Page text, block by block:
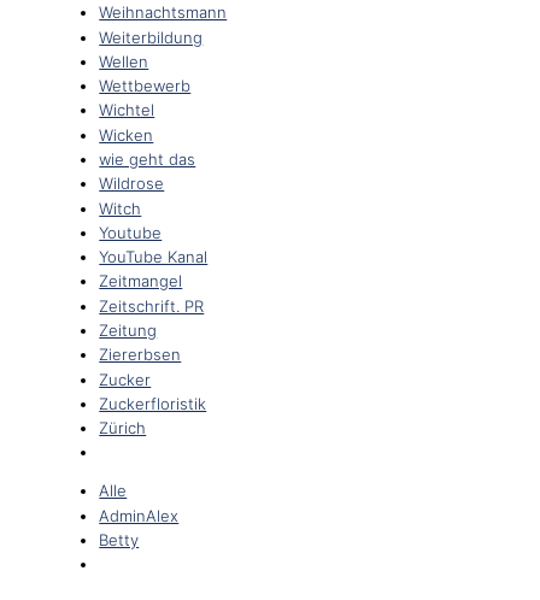
Weihnachtsmann
Weiterbildung
Wellen
Wettbewerb
Wichtel
Wicken
wie geht das
Wildrose
Witch
Youtube
YouTube Kanal
Zeitmangel
Zeitschrift. PR
Zeitung
Ziererbsen
Zucker
Zuckerfloristik
Zürich
Alle
AdminAlex
Betty